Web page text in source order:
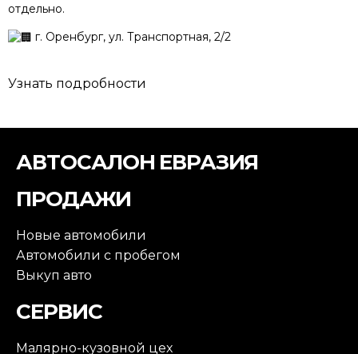
отдельно.
г. Оренбург, ул. Транспортная, 2/2
Узнать подробности
АВТОСАЛОН ЕВРАЗИЯ
ПРОДАЖИ
Новые автомобили
Автомобили с пробегом
Выкуп авто
СЕРВИС
Малярно-кузовной цех